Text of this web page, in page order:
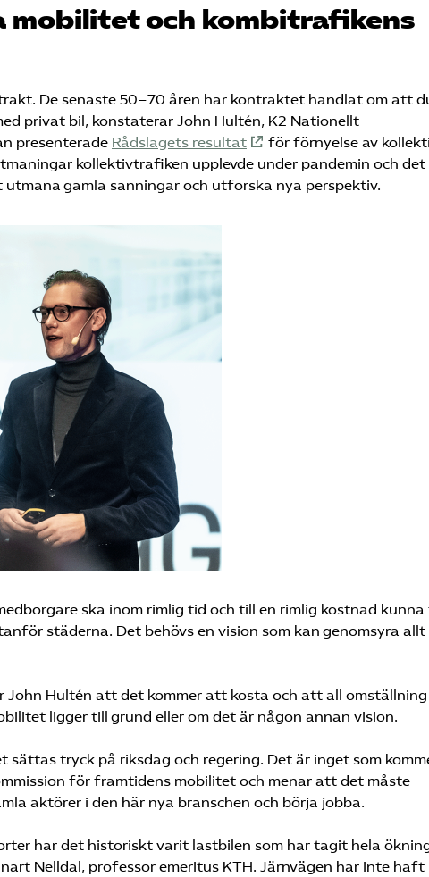
mobilitet och kombitrafikens
De senaste 50–70 åren har kontraktet handlat om att
privat bil, konstaterar John Hultén, K2 Nationellt
presenterade Rådslagets resultat
för förnyelse av
kollektivtrafiken upplevde under pandemin och det
gamla sanningar och utforska nya perspektiv.
ska inom rimlig tid och till en rimlig kostnad kunna
städerna. Det behövs en vision som kan genomsyra allt
John Hultén att det kommer att kosta och att all omställning
ligger till grund eller om det är någon annan vision.
sättas tryck på riksdag och regering. Det är inget som
för framtidens mobilitet och menar att det måste
aktörer i den här nya branschen och börja jobba.
har det historiskt varit lastbilen som har tagit hela
Nelldal, professor emeritus KTH. Järnvägen har inte haft